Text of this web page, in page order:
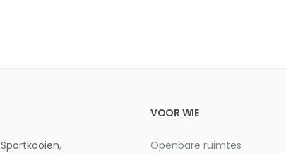
Sportkooien,
VOOR WIE
Openbare ruimtes